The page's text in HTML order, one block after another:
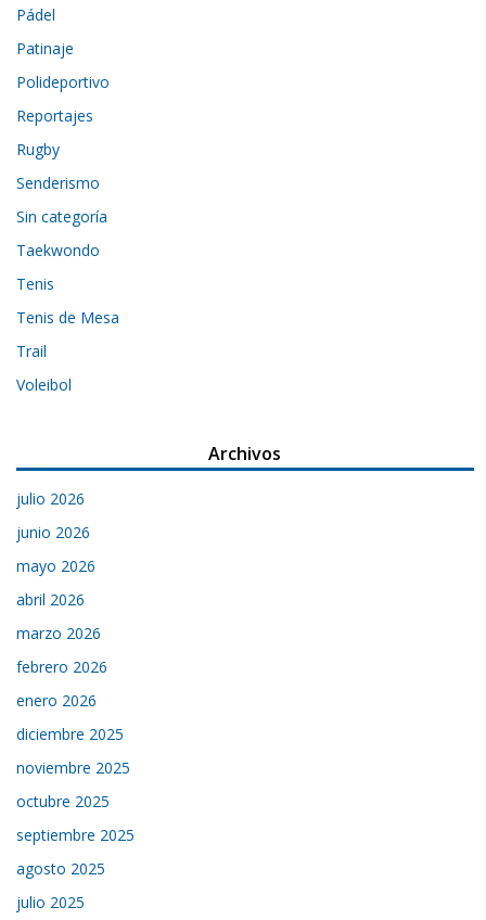
Pádel
Patinaje
Polideportivo
Reportajes
Rugby
Senderismo
Sin categoría
Taekwondo
Tenis
Tenis de Mesa
Trail
Voleibol
Archivos
julio 2026
junio 2026
mayo 2026
abril 2026
marzo 2026
febrero 2026
enero 2026
diciembre 2025
noviembre 2025
octubre 2025
septiembre 2025
agosto 2025
julio 2025